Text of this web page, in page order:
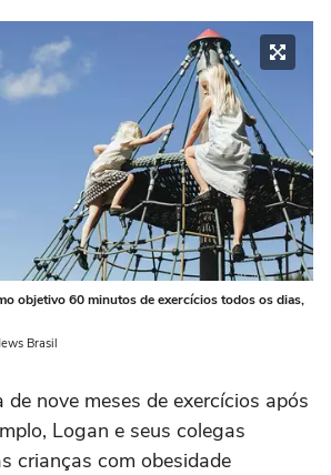
objetivo 60 minutos de exercícios todos os dias,
Brasil
de nove meses de exercícios após
Logan e seus colegas
crianças com obesidade